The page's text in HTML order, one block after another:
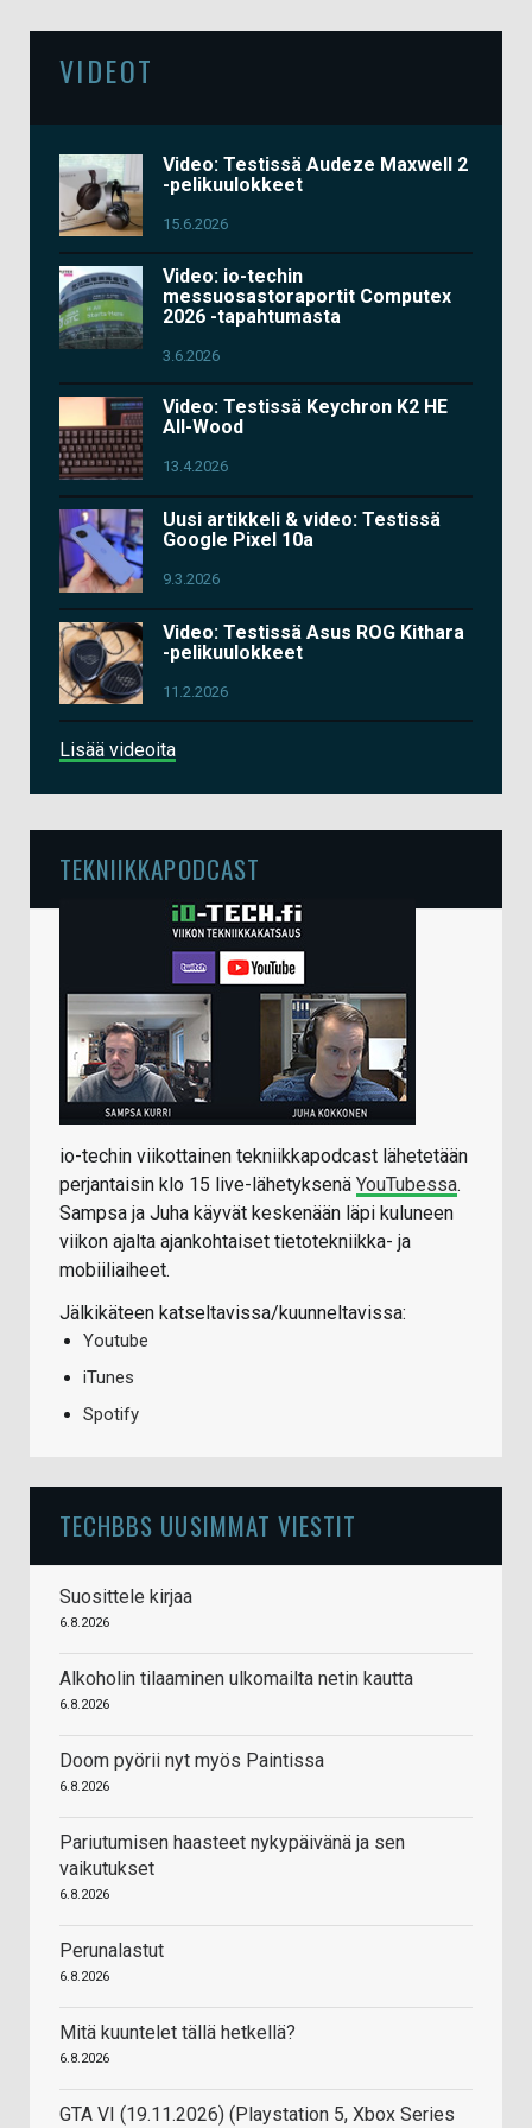
VIDEOT
Video: Testissä Audeze Maxwell 2
-pelikuulokkeet
15.6.2026
Video: io-techin
messuosastoraportit Computex
2026 -tapahtumasta
3.6.2026
Video: Testissä Keychron K2 HE
All-Wood
13.4.2026
Uusi artikkeli & video: Testissä
Google Pixel 10a
9.3.2026
Video: Testissä Asus ROG Kithara
-pelikuulokkeet
11.2.2026
Lisää videoita
TEKNIIKKAPODCAST
io-techin viikottainen tekniikkapodcast lähetetään
perjantaisin klo 15 live-lähetyksenä YouTubessa.
Sampsa ja Juha käyvät keskenään läpi kuluneen
viikon ajalta ajankohtaiset tietotekniikka- ja
mobiiliaiheet.
Jälkikäteen katseltavissa/kuunneltavissa:
Youtube
iTunes
Spotify
TECHBBS UUSIMMAT VIESTIT
Suosittele kirjaa
6.8.2026
Alkoholin tilaaminen ulkomailta netin kautta
6.8.2026
Doom pyörii nyt myös Paintissa
6.8.2026
Pariutumisen haasteet nykypäivänä ja sen
vaikutukset
6.8.2026
Perunalastut
6.8.2026
Mitä kuuntelet tällä hetkellä?
6.8.2026
GTA VI (19.11.2026) (Playstation 5, Xbox Series